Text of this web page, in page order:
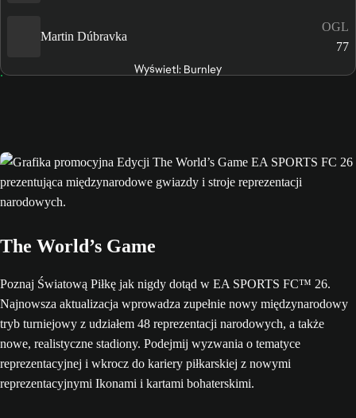
Martin Dúbravka
OGL
77
Wyświetl: Burnley
The World’s Game
Poznaj Światową Piłkę jak nigdy dotąd w EA SPORTS FC™ 26.
Najnowsza aktualizacja wprowadza zupełnie nowy międzynarodowy
tryb turniejowy z udziałem 48 reprezentacji narodowych, a także
nowe, realistyczne stadiony. Podejmij wyzwania o tematyce
reprezentacyjnej i wkrocz do kariery piłkarskiej z nowymi
reprezentacyjnymi Ikonami i kartami bohaterskimi.